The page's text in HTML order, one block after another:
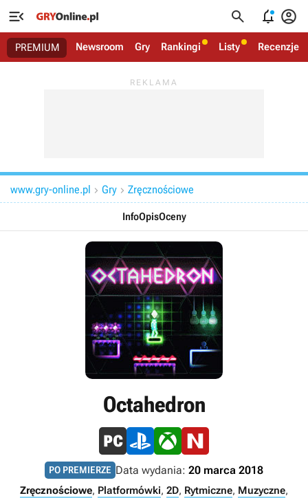
   
PREMIUM Newsroom Gry Rankingi Listy Recenzje
www.gry-online.pl  Gry  Zręcznościowe
InfoOpisOceny
Octahedron
PO PREMIERZE Data wydania: 20 marca 2018
Zręcznościowe, Platformówki, 2D, Rytmiczne, Muzyczne,